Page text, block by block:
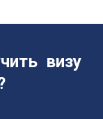
визу